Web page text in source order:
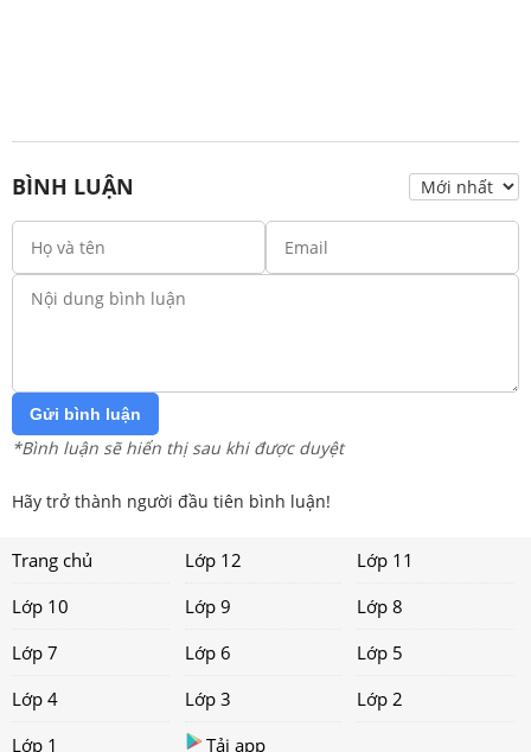
BÌNH LUẬN
Gửi bình luận
*Bình luận sẽ hiển thị sau khi được duyệt
Hãy trở thành người đầu tiên bình luận!
Trang chủ Lớp 12
Lớp 11
Lớp 10
Lớp 9
Lớp 8
Lớp 7
Lớp 6
Lớp 5
Lớp 4
Lớp 3
Lớp 2
Lớp 1
Tải app